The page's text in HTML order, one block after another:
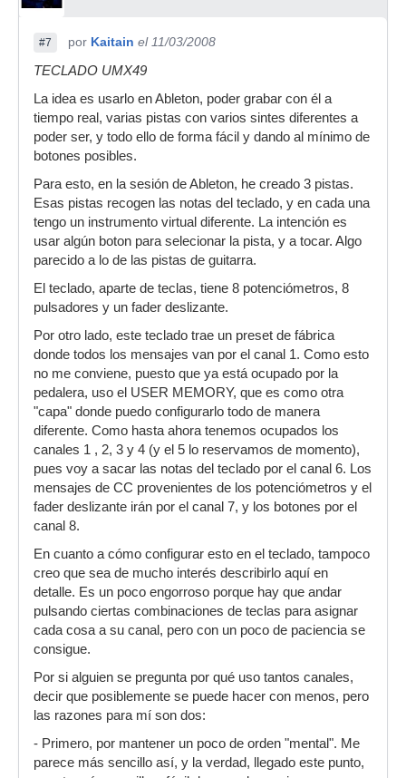
#7 por Kaitain el 11/03/2008
TECLADO UMX49
La idea es usarlo en Ableton, poder grabar con él a
tiempo real, varias pistas con varios sintes diferentes a
poder ser, y todo ello de forma fácil y dando al mínimo de
botones posibles.
Para esto, en la sesión de Ableton, he creado 3 pistas.
Esas pistas recogen las notas del teclado, y en cada una
tengo un instrumento virtual diferente. La intención es
usar algún boton para selecionar la pista, y a tocar. Algo
parecido a lo de las pistas de guitarra.
El teclado, aparte de teclas, tiene 8 potenciómetros, 8
pulsadores y un fader deslizante.
Por otro lado, este teclado trae un preset de fábrica
donde todos los mensajes van por el canal 1. Como esto
no me conviene, puesto que ya está ocupado por la
pedalera, uso el USER MEMORY, que es como otra
"capa" donde puedo configurarlo todo de manera
diferente. Como hasta ahora tenemos ocupados los
canales 1 , 2, 3 y 4 (y el 5 lo reservamos de momento),
pues voy a sacar las notas del teclado por el canal 6. Los
mensajes de CC provenientes de los potenciómetros y el
fader deslizante irán por el canal 7, y los botones por el
canal 8.
En cuanto a cómo configurar esto en el teclado, tampoco
creo que sea de mucho interés describirlo aquí en
detalle. Es un poco engorroso porque hay que andar
pulsando ciertas combinaciones de teclas para asignar
cada cosa a su canal, pero con un poco de paciencia se
consigue.
Por si alguien se pregunta por qué uso tantos canales,
decir que posiblemente se puede hacer con menos, pero
las razones para mí son dos:
- Primero, por mantener un poco de orden "mental". Me
parece más sencillo así, y la verdad, llegado este punto,